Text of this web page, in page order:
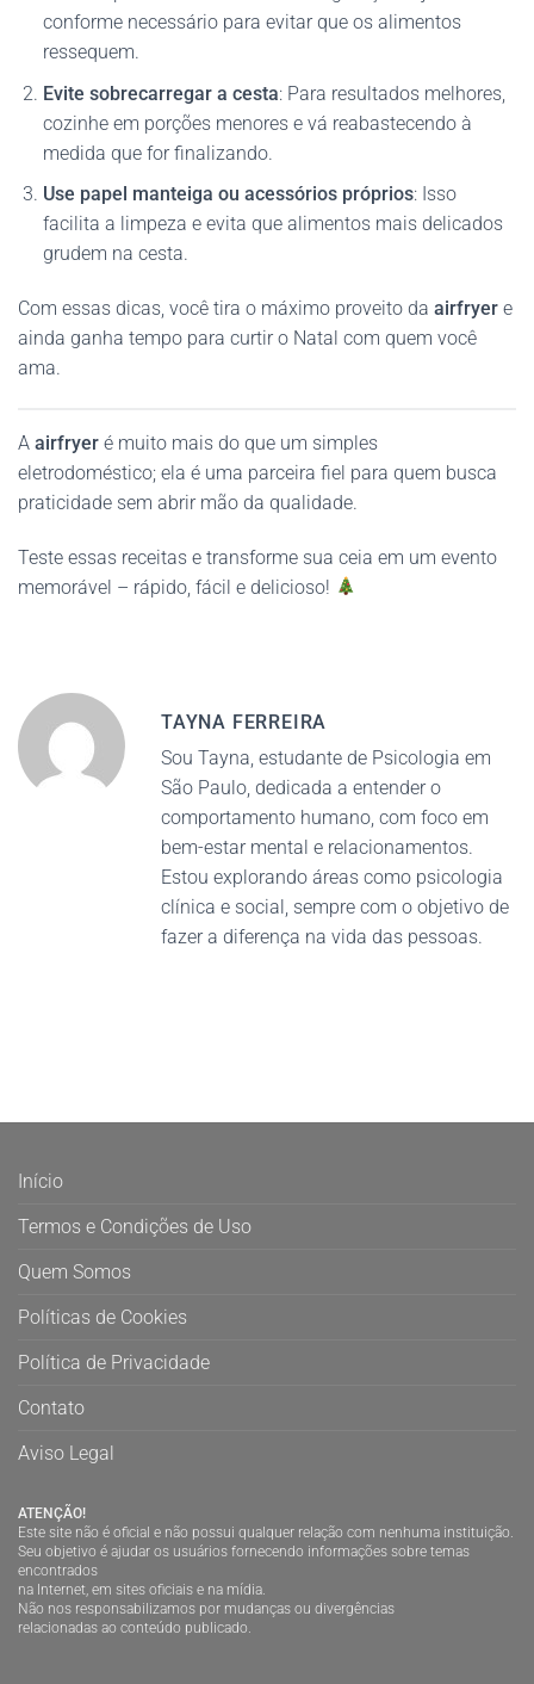
conforme necessário para evitar que os alimentos
ressequem.
Evite sobrecarregar a cesta: Para resultados melhores,
cozinhe em porções menores e vá reabastecendo à
medida que for finalizando.
Use papel manteiga ou acessórios próprios: Isso
facilita a limpeza e evita que alimentos mais delicados
grudem na cesta.
Com essas dicas, você tira o máximo proveito da airfryer e
ainda ganha tempo para curtir o Natal com quem você
ama.
A airfryer é muito mais do que um simples
eletrodoméstico; ela é uma parceira fiel para quem busca
praticidade sem abrir mão da qualidade.
Teste essas receitas e transforme sua ceia em um evento
memorável – rápido, fácil e delicioso!
TAYNA FERREIRA
Sou Tayna, estudante de Psicologia em
São Paulo, dedicada a entender o
comportamento humano, com foco em
bem-estar mental e relacionamentos.
Estou explorando áreas como psicologia
clínica e social, sempre com o objetivo de
fazer a diferença na vida das pessoas.
Início
Termos e Condições de Uso
Quem Somos
Políticas de Cookies
Política de Privacidade
Contato
Aviso Legal
ATENÇÃO!
Este site não é oficial e não possui qualquer relação com nenhuma instituição.
Seu objetivo é ajudar os usuários fornecendo informações sobre temas
encontrados
na Internet, em sites oficiais e na mídia.
Não nos responsabilizamos por mudanças ou divergências
relacionadas ao conteúdo publicado.